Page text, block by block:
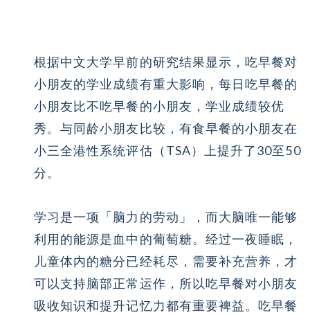
根据中文大学早前的研究结果显示，吃早餐对
小朋友的学业成绩有重大影响，每日吃早餐的
小朋友比不吃早餐的小朋友，学业成绩较优
秀。与同龄小朋友比较，有食早餐的小朋友在
小三全港性系统评估（TSA）上提升了30至50
分。
学习是一项「脑力的劳动」，而大脑唯一能够
利用的能源是血中的葡萄糖。经过一夜睡眠，
儿童体内的糖分已经耗尽，需要补充营养，才
可以支持脑部正常运作，所以吃早餐对小朋友
吸收知识和提升记忆力都有重要裨益。吃早餐